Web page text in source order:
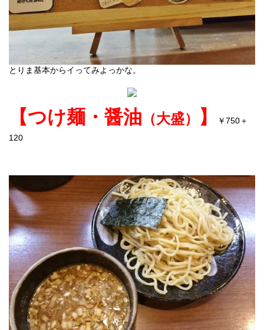
とりま基本からイってみよっかな。
【つけ麺・醤油 （大盛） 】 ￥ 750＋
120